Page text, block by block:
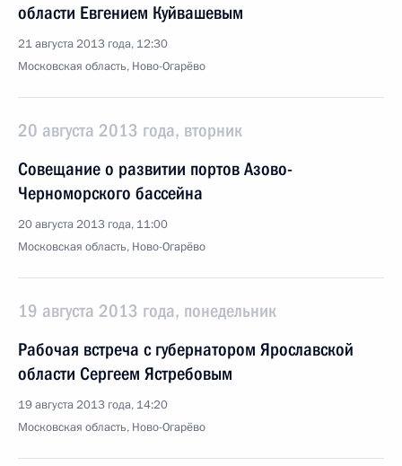
области Евгением Куйвашевым
21 августа 2013 года, 12:30
Московская область, Ново-Огарёво
20 августа 2013 года, вторник
Совещание о развитии портов Азово-
Черноморского бассейна
20 августа 2013 года, 11:00
Московская область, Ново-Огарёво
19 августа 2013 года, понедельник
Рабочая встреча с губернатором Ярославской
области Сергеем Ястребовым
19 августа 2013 года, 14:20
Московская область, Ново-Огарёво